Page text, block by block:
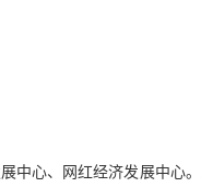
中心、网红经济发展中心